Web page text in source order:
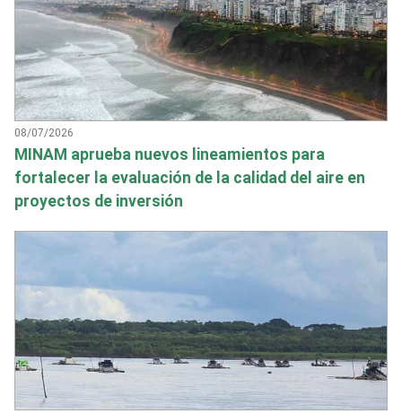
08/07/2026
MINAM aprueba nuevos lineamientos para
fortalecer la evaluación de la calidad del aire en
proyectos de inversión